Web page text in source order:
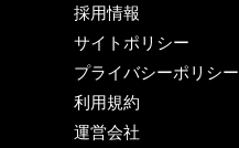
採用情報
サイトポリシー
プライバシーポリシー
利用規約
運営会社